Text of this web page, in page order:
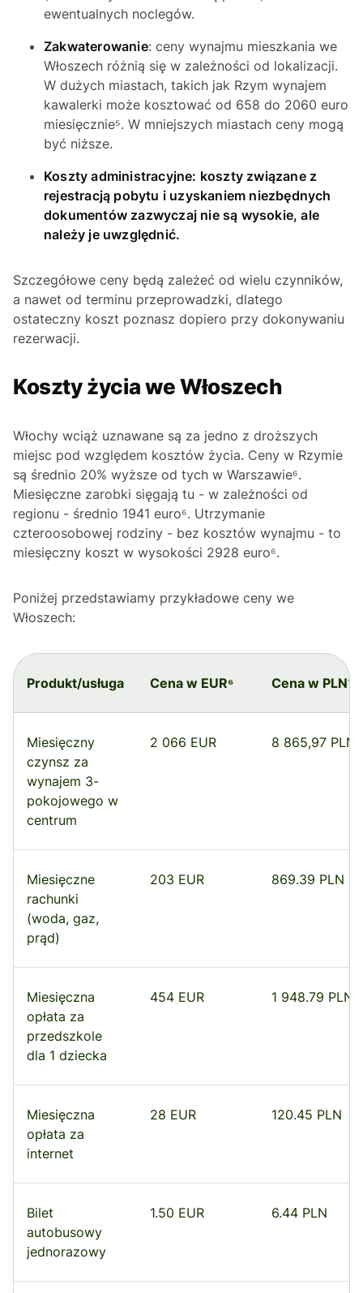
ewentualnych noclegów.
Zakwaterowanie: ceny wynajmu mieszkania we
Włoszech różnią się w zależności od lokalizacji.
W dużych miastach, takich jak Rzym wynajem
kawalerki może kosztować od 658 do 2060 euro
miesięcznie⁵. W mniejszych miastach ceny mogą
być niższe.
Koszty administracyjne: koszty związane z
rejestracją pobytu i uzyskaniem niezbędnych
dokumentów zazwyczaj nie są wysokie, ale
należy je uwzględnić.
Szczegółowe ceny będą zależeć od wielu czynników,
a nawet od terminu przeprowadzki, dlatego
ostateczny koszt poznasz dopiero przy dokonywaniu
rezerwacji.
Koszty życia we Włoszech
Włochy wciąż uznawane są za jedno z droższych
miejsc pod względem kosztów życia. Ceny w Rzymie
są średnio 20% wyższe od tych w Warszawie⁶.
Miesięczne zarobki sięgają tu - w zależności od
regionu - średnio 1941 euro⁶. Utrzymanie
czteroosobowej rodziny - bez kosztów wynajmu - to
miesięczny koszt w wysokości 2928 euro⁶.
Poniżej przedstawiamy przykładowe ceny we
Włoszech:
Produkt/usługa Cena w EUR⁶ Cena w PLN⁷
Miesięczny
czynsz za
wynajem 3-
pokojowego w
centrum
2 066 EUR 8 865,97 PLN
Miesięczne
rachunki
(woda, gaz,
prąd)
203 EUR 869.39 PLN
Miesięczna
opłata za
przedszkole
dla 1 dziecka
454 EUR 1 948.79 PLN
Miesięczna
opłata za
internet
28 EUR 120.45 PLN
Bilet
autobusowy
jednorazowy
1.50 EUR 6.44 PLN